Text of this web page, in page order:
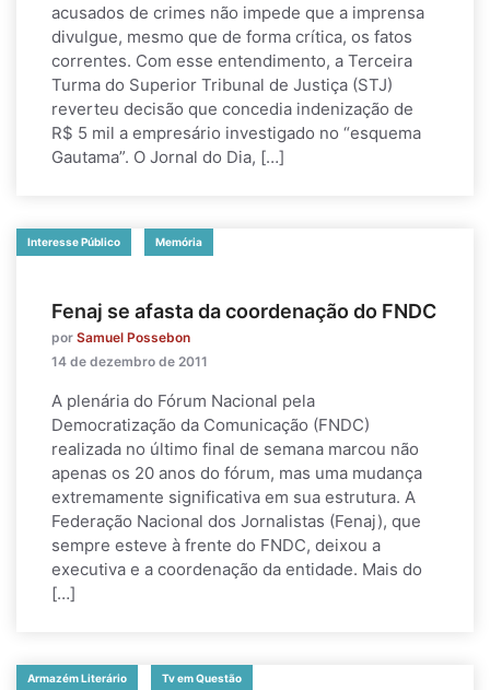
acusados de crimes não impede que a imprensa
divulgue, mesmo que de forma crítica, os fatos
correntes. Com esse entendimento, a Terceira
Turma do Superior Tribunal de Justiça (STJ)
reverteu decisão que concedia indenização de
R$ 5 mil a empresário investigado no “esquema
Gautama”. O Jornal do Dia, […]
Interesse Público Memória
Fenaj se afasta da coordenação do FNDC
por Samuel Possebon
14 de dezembro de 2011
A plenária do Fórum Nacional pela
Democratização da Comunicação (FNDC)
realizada no último final de semana marcou não
apenas os 20 anos do fórum, mas uma mudança
extremamente significativa em sua estrutura. A
Federação Nacional dos Jornalistas (Fenaj), que
sempre esteve à frente do FNDC, deixou a
executiva e a coordenação da entidade. Mais do
[…]
Armazém Literário Tv em Questão